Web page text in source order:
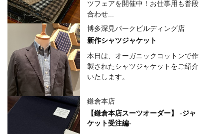
ツフェアを開催中！お仕事用も普段
合わせ...
博多深見パークビルディング店
新作シャツジャケット
本日は、オーガニックコットンで作
製されたシャツジャケットをご紹介
いたします。
鎌倉本店
【鎌倉本店スーツオーダー】 -ジャ
ケット受注編-